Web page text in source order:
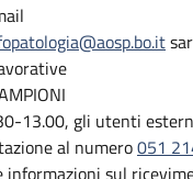
e gestione delle
il contatto
entro 1-2 giorni
13.00, gli utenti
al numero051
informazioni sul